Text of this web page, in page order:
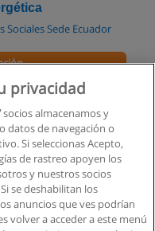
Sociales Sede Ecuador
privacidad
socios almacenamos y
datos de navegación o
Si seleccionas Acepto,
de rastreo apoyen los
y nuestros socios
se deshabilitan los
anuncios que ves podrían
volver a acceder a este menú